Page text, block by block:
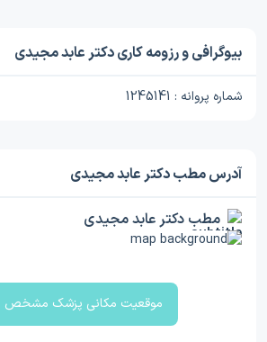
بیوگرافی و رزومه کاری دکتر عابد مجیدی
شماره پروانه : 1245141
آدرس مطب دکتر عابد مجیدی
مطب دکتر عابد مجیدی
موقعیت مکانی پزشک مشخص